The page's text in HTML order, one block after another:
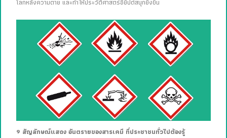
โลกหลังความตาย และทำให้ประวัติศาสตร์อียิปต์สนุกยิ่งขึ้น
9 สัญลักษณ์แสดง อันตรายของสารเคมี ที่ประชาชนทั่วไปต้องรู้